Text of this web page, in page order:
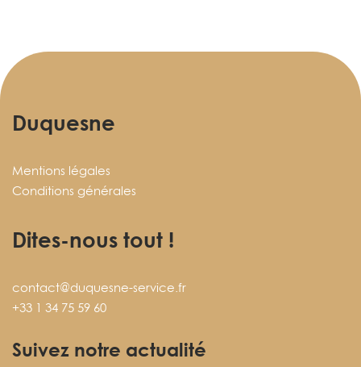
Duquesne
Mentions légales
Conditions générales
Dites-nous tout !
contact@duquesne-service.fr
+33 1 34 75 59 60
Suivez notre actualité